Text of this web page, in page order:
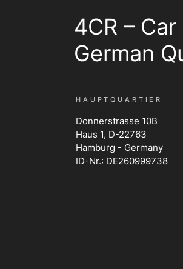
4CR –
German
HAUPTQUARTIER
Donnerstrasse 10B
Haus 1, D-22763
Hamburg - Germany
ID-Nr.: DE260999738